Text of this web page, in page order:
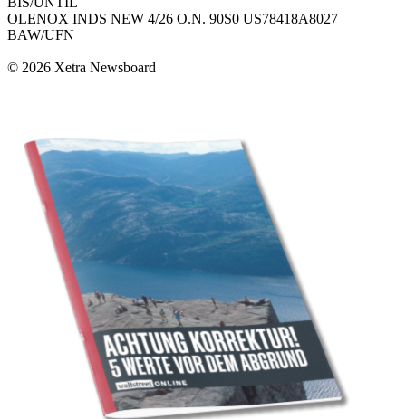
OLENOX INDS NEW 4/26 O.N. 90S0 US78418A8027
BAW/UFN
© 2026 Xetra Newsboard